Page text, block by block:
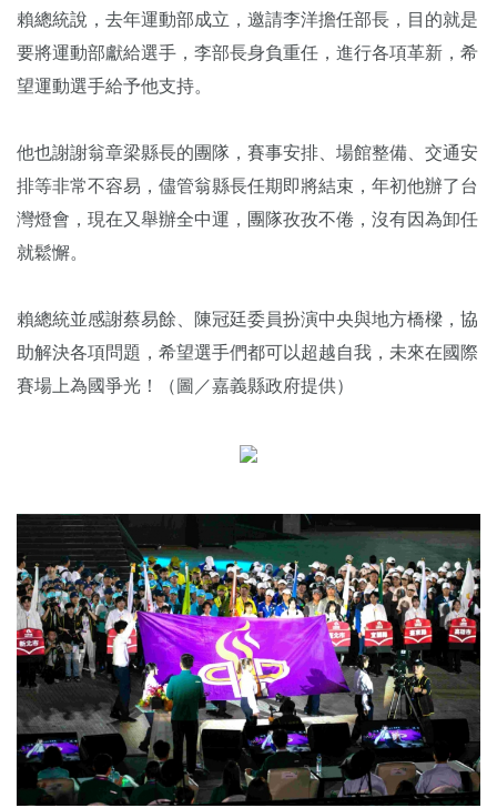
賴總統說，去年運動部成立，邀請李洋擔任部長，目的就是
要將運動部獻給選手，李部長身負重任，進行各項革新，希
望運動選手給予他支持。
他也謝謝翁章梁縣長的團隊，賽事安排、場館整備、交通安
排等非常不容易，儘管翁縣長任期即將結束，年初他辦了台
灣燈會，現在又舉辦全中運，團隊孜孜不倦，沒有因為卸任
就鬆懈。
賴總統並感謝蔡易餘、陳冠廷委員扮演中央與地方橋樑，協
助解決各項問題，希望選手們都可以超越自我，未來在國際
賽場上為國爭光！（圖／嘉義縣政府提供）